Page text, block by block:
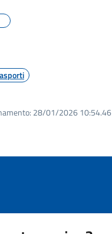
28/01/2026 10:54.46